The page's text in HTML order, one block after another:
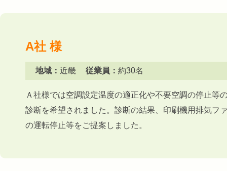
A社 様
地域： 近畿 従業員： 約30名
Ａ社様では空調設定温度の適正化や不要空調の停止
診断を希望されました。診断の結果、印刷機用排気フ
の運転停止等をご提案しました。